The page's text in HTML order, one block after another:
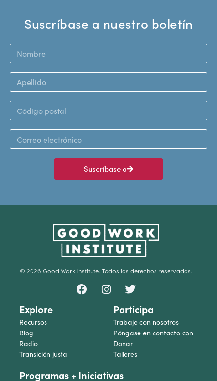
Suscríbase a nuestro boletín
Suscríbase a
© 2026 Good Work Institute. Todos los derechos reservados.
Explore
Recursos
Blog
Radio
Transición justa
Participa
Trabaje con nosotros
Póngase en contacto con
Donar
Talleres
Programas + Iniciativas